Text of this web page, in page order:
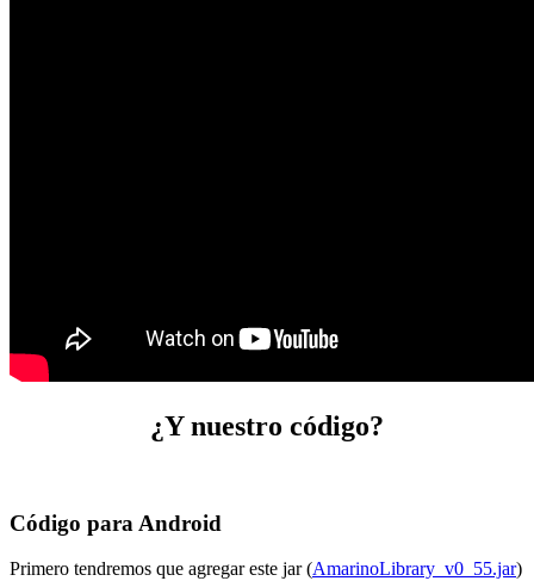
¿Y nuestro código?
Código para Android
Primero tendremos que agregar este jar (AmarinoLibrary_v0_55.jar)